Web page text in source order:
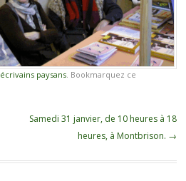
écrivains paysans. Bookmarquez ce
Samedi 31 janvier, de 10 heures à 18
heures, à Montbrison. →